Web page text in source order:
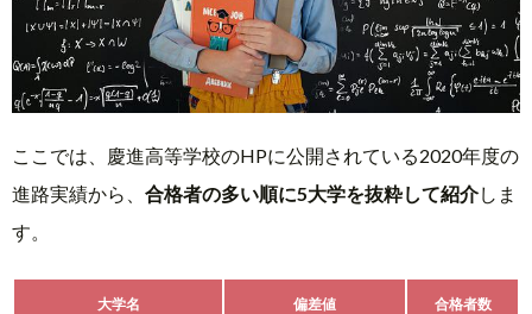
ここでは、慶進高等学校のHPに公開されている2020年度の
進路実績から、 合格者の多い順に5大学を抜粋して紹介しま
す。
大学名 偏差値 合格者数